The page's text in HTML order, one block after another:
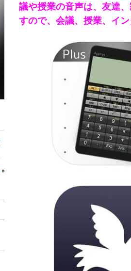
議や授業の音声は、友達
すので、会議、授業、イ